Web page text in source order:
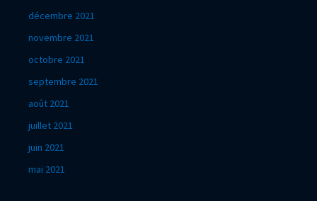
décembre 2021
novembre 2021
octobre 2021
septembre 2021
août 2021
juillet 2021
juin 2021
mai 2021